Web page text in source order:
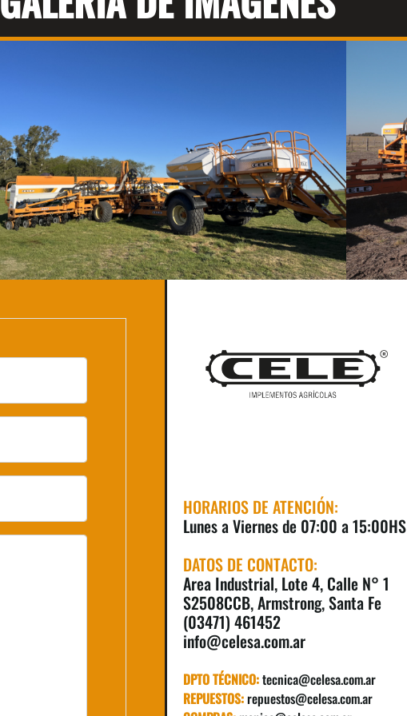
HORARIOS DE ATENCIÓN:
Lunes a Viernes de 07:00 a 15:00HS
DATOS DE CONTACTO:
Area Industrial, Lote 4, Calle N° 1
S2508CCB, Armstrong, Santa Fe
(03471) 461452
info@celesa.com.ar
DPTO TÉCNICO:tecnica@celesa.com.ar
REPUESTOS:repuestos@celesa.com.ar